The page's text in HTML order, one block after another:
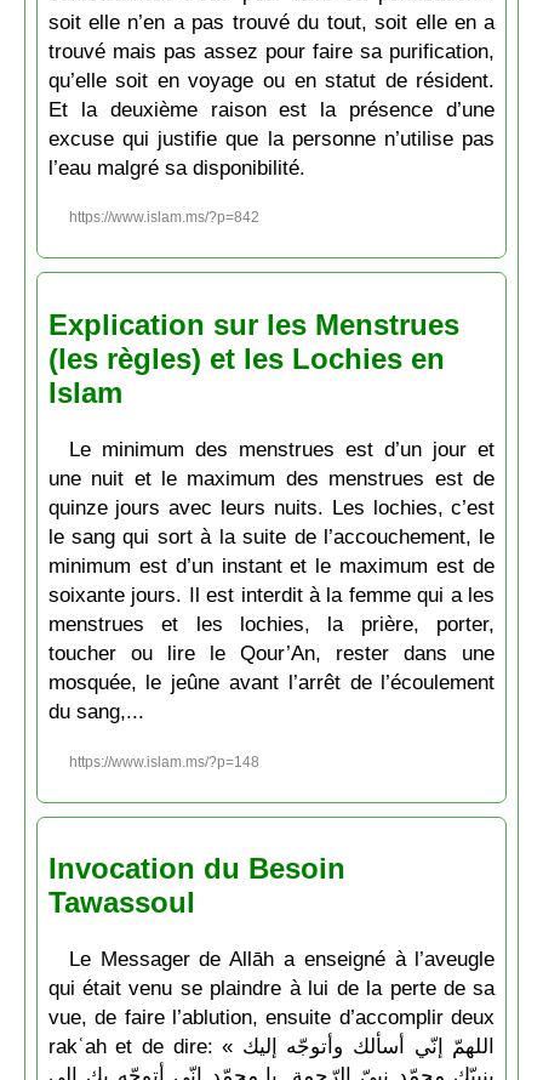
soit elle n’en a pas trouvé du tout, soit elle en a
trouvé mais pas assez pour faire sa purification,
qu’elle soit en voyage ou en statut de résident.
Et la deuxième raison est la présence d’une
excuse qui justifie que la personne n’utilise pas
l’eau malgré sa disponibilité.
https://www.islam.ms/?p=842
Explication sur les Menstrues
(les règles) et les Lochies en
Islam
Le minimum des menstrues est d’un jour et
une nuit et le maximum des menstrues est de
quinze jours avec leurs nuits. Les lochies, c’est
le sang qui sort à la suite de l’accouchement, le
minimum est d’un instant et le maximum est de
soixante jours. Il est interdit à la femme qui a les
menstrues et les lochies, la prière, porter,
toucher ou lire le Qour’An, rester dans une
mosquée, le jeûne avant l’arrêt de l’écoulement
du sang,...
https://www.islam.ms/?p=148
Invocation du Besoin
Tawassoul
Le Messager de Allāh a enseigné à l’aveugle
qui était venu se plaindre à lui de la perte de sa
vue, de faire l’ablution, ensuite d’accomplir deux
rakʿah et de dire: « اللهمّ إنّي أسألك وأتوجّه إليك